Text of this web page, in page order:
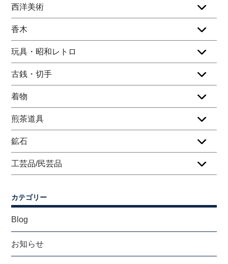
西洋美術
香木
玩具・昭和レトロ
古銭・切手
着物
煎茶道具
鉱石
工芸品/民芸品
カテゴリー
Blog
お知らせ